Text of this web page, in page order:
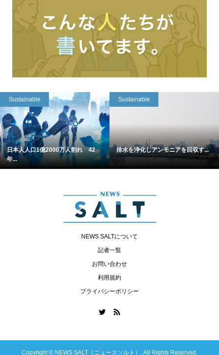
Sustainable
日本人人口1億2000万人割れ 42
年...
Sustainable
排水を浄化しアンモニアを回収す...
NEWS SALTについて
記者一覧
お問い合わせ
利用規約
プライバシーポリシー
Copyright © NEWS SALT（ニュースソルト）. All Rights Reserved.